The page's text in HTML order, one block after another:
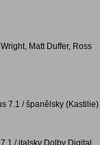
Matt Duffer, Ross
7.1 / španělsky (Kastilie)
/ italsky Dolby Digital